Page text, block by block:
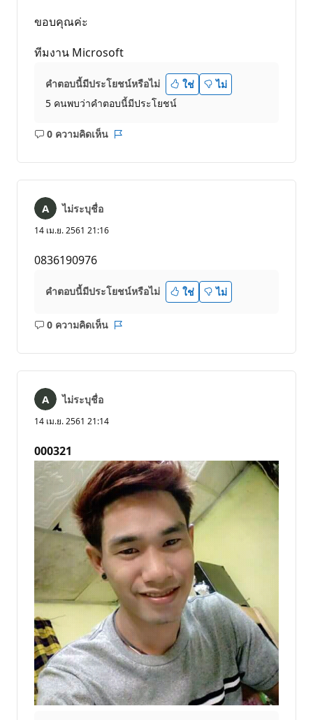
ขอบคุณค่ะ
ทีมงาน Microsoft
คำตอบนี้มีประโยชน์หรือไม่ ใช่
ไม่
5 คนพบว่าคำตอบนี้มีประโยชน์
0 ความคิดเห็น
ไม่มี
ไม่ระบุชื่อ
14 เม.ย. 2561 21:16
0836190976
คำตอบนี้มีประโยชน์หรือไม่ ใช่ ไม่
0 ความคิดเห็น
ไม่มี
ไม่ระบุชื่อ
14 เม.ย. 2561 21:14
000321